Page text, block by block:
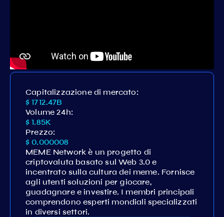
Capitalizzazione di mercato:
$ 1712.47B
Volume 24h:
$ 1.85K
Prezzo:
$ 0.000008
MEME Network è un progetto di
criptovaluta basato sul Web 3.0 e
incentrato sulla cultura dei meme. Fornisce
agli utenti soluzioni per giocare,
guadagnare e investire. I membri principali
comprendono esperti mondiali specializzati
in diversi settori.